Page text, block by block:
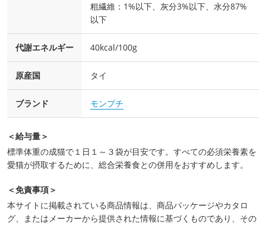
粗繊維：1%以下、灰分3%以下、水分87%
以下
代謝エネルギー 40kcal/100g
原産国 タイ
ブランド モンプチ
＜給与量＞
標準体重の成猫で１日１～３袋が目安です。すべての必須栄養素を
愛猫が摂取するために、総合栄養食との併用をおすすめします。
＜免責事項＞
本サイトに掲載されている商品情報は、商品パッケージやカタロ
グ、またはメーカーから提供された情報に基づくものであり、その